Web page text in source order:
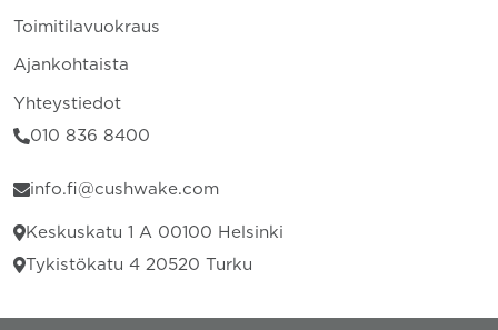
Toimitilavuokraus
Ajankohtaista
Yhteystiedot
010 836 8400
info.fi@cushwake.com
Keskuskatu 1 A 00100 Helsinki
Tykistökatu 4 20520 Turku